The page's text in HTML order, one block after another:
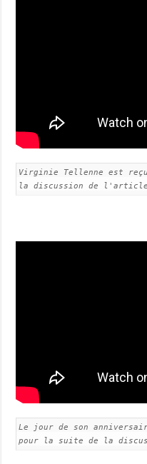
Virginie Tellenne est
la discussion de l'article
Le jour de son